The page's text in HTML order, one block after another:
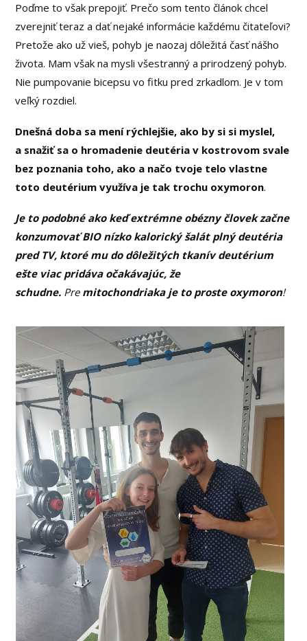
Poďme to však prepojiť. Prečo som tento článok chcel
zverejniť teraz a dať nejaké informácie každému čitateľovi?
Pretože ako už vieš, pohyb je naozaj dôležitá časť nášho
života. Mam však na mysli všestranný a prirodzený pohyb.
Nie pumpovanie bicepsu vo fitku pred zrkadlom. Je v tom
veľký rozdiel.
Dnešná doba sa mení rýchlejšie, ako by si si myslel,
a snažiť sa o hromadenie deutéria v kostrovom svale
bez poznania toho, ako a načo tvoje telo vlastne
toto deutérium využíva je tak trochu oxymoron.
Je to podobné ako keď extrémne obézny človek začne
konzumovať BIO nízko kalorický šalát plný deutéria
pred TV, ktoré mu do dôležitých tkanív deutérium
ešte viac pridáva očakávajúc, že
schudne. Pre mitochondriaka je to proste oxymoron!